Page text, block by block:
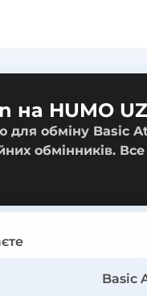
на HUMO
для обміну Basic
обмінників.
Basic